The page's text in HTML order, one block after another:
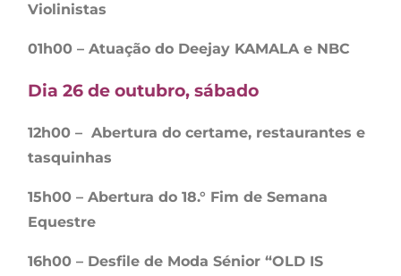
Violinistas
01h00 – Atuação do Deejay KAMALA e NBC
Dia 26 de outubro, sábado
12h00 – Abertura do certame, restaurantes e
tasquinhas
15h00 – Abertura do 18.° Fim de Semana
Equestre
16h00 – Desfile de Moda Sénior “OLD IS